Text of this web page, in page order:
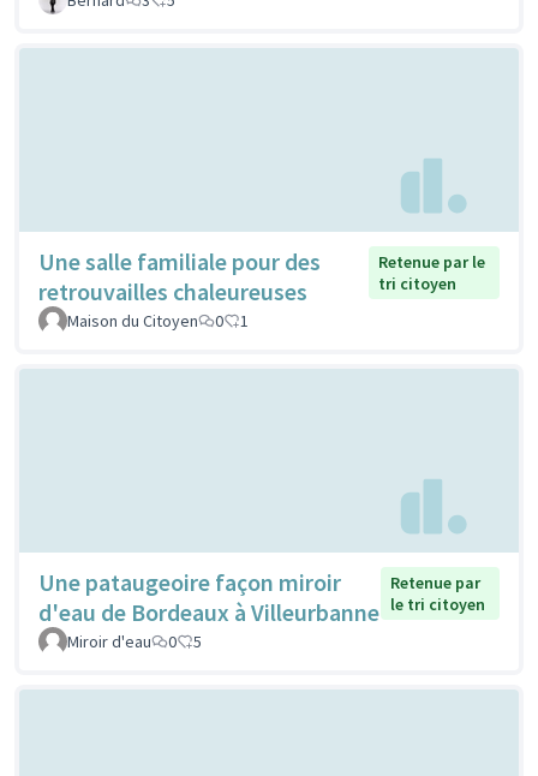
Une salle familiale pour des
retrouvailles chaleureuses
Retenue par le
tri citoyen
Maison du Citoyen
0 1
Une pataugeoire façon miroir
d'eau de Bordeaux à Villeurbanne
Retenue par
le tri citoyen
Miroir d'eau
0 5